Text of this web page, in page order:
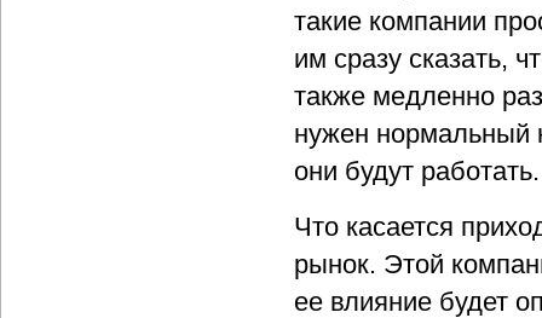
такие компании
им сразу сказать,
также медленно
нужен нормальный
они будут работать.
Что касается
рынок. Этой
ее влияние будет